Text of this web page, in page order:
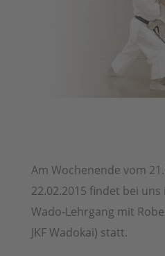
Am Wochenende vom
22.02.2015 findet bei
Wado-Lehrgang mit
JKF Wadokai) statt.